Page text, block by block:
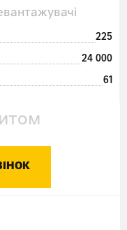
225
24 000
61